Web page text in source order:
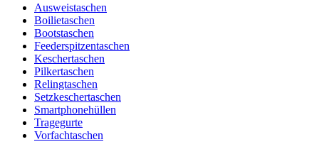
Ausweistaschen
Boilietaschen
Bootstaschen
Feederspitzentaschen
Keschertaschen
Pilkertaschen
Relingtaschen
Setzkeschertaschen
Smartphonehüllen
Tragegurte
Vorfachtaschen